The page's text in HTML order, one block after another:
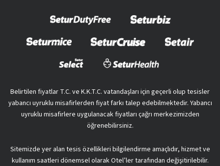
Belirtilen fiyatlar T.C. ve K.K.T.C. vatandaşları için geçerli olup tesisler
yabancı uyruklu misafirlerden fiyat farkı talep edebilmektedir. Yabancı
uyruklu misafirlere uygulanacak fiyatları çağrı merkezimizden
öğrenebilirsiniz.
Sitemizde yer alan tesis özellikleri bilgilendirme amaçlıdır, hizmet ve
kullanım saatleri dönemsel olarak Otel’ler tarafından değişitirilebilir.